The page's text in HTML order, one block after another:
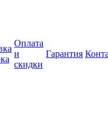
Оплата
и
скидки
Гарантия